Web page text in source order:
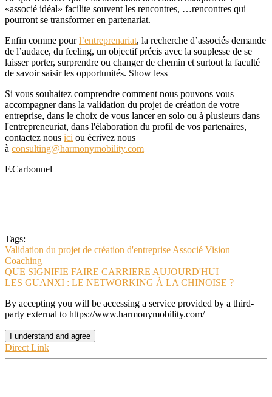
«associé idéal» facilite souvent les rencontres, …rencontres qui
pourront se transformer en partenariat.
Enfin comme pourl’entreprenariat, la recherche d’associés demande
de l’audace, du feeling, un objectif précis avec la souplesse de se
laisser porter, surprendre ou changer de chemin et surtout la faculté
de savoir saisir les opportunités. Show less
Si vous souhaitez comprendre comment nous pouvons vous
accompagner dans la validation du projet de création de votre
entreprise, dans le choix de vous lancer en solo ou à plusieurs dans
l'entrepreneuriat, dans l'élaboration du profil de vos partenaires,
contactez nous ici ou écrivez nous
à consulting@harmonymobility.com
F.Carbonnel
Tags:
Validation du projet de création d'entreprise Associé Vision
Coaching
QUE SIGNIFIE FAIRE CARRIERE AUJOURD'HUI
LES GUANXI : LE NETWORKING À LA CHINOISE ?
By accepting you will be accessing a service provided by a third-
party external to https://www.harmonymobility.com/
I understand and agree
Direct Link